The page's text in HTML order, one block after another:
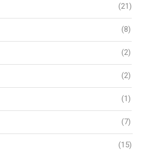
(21)
(8)
(2)
(2)
(1)
(7)
(15)